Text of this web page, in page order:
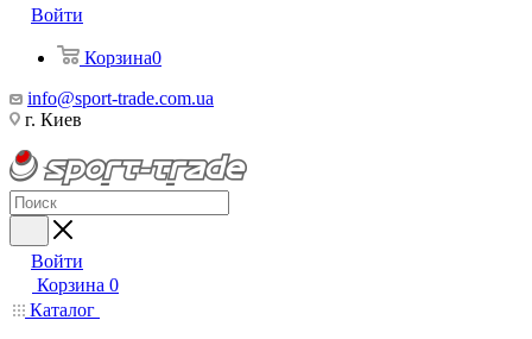
Войти
Корзина0
info@sport-trade.com.ua
г. Киев
Войти
Корзина 0
Каталог